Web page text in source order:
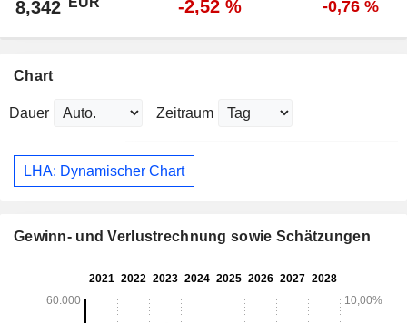
8,342 -2,52 % -0,76 %
Chart
Dauer Zeitraum
LHA: Dynamischer Chart
Gewinn- und Verlustrechnung sowie Schätzungen